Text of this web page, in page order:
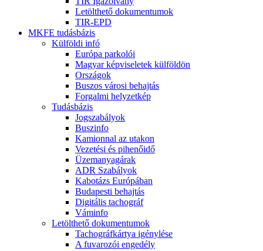
Letölthető dokumentumok
TIR-EPD
MKFE tudásbázis
Külföldi infó
Európa parkolói
Magyar képviseletek külföldön
Országok
Buszos városi behajtás
Forgalmi helyzetkép
Tudásbázis
Jogszabályok
Buszinfo
Kamionnal az utakon
Vezetési és pihenőidő
Üzemanyagárak
ADR Szabályok
Kabotázs Európában
Budapesti behajtás
Digitális tachográf
Váminfo
Letölthető dokumentumok
Tachográfkártya igénylése
A fuvarozói engedély